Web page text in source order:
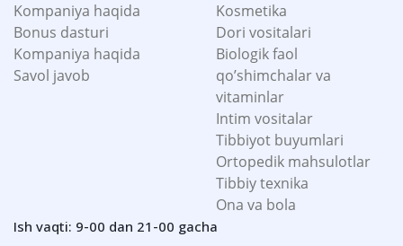
Kompaniya haqida
Bonus dasturi
Kompaniya haqida
Savol javob
Kosmetika
Dori vositalari
Biologik faol
qo’shimchalar va
vitaminlar
Intim vositalar
Tibbiyot buyumlari
Ortopedik mahsulotlar
Tibbiy texnika
Ona va bola
Ish vaqti: 9-00 dan 21-00 gacha